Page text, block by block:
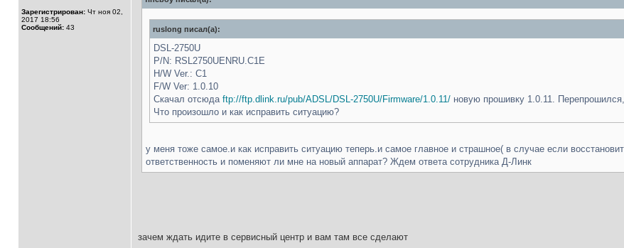
Зарегистрирован: Чт ноя 02,
2017 18:56
Сообщений: 43 ruslong писал(а):
DSL-2750U
P/N: RSL2750UENRU.C1E
H/W Ver.: C1
F/W Ver: 1.0.10
Скачал отсюда ftp://ftp.dlink.ru/pub/ADSL/DSL-2750U/Firmware/1.0.11/ новую прошивку 1.0.11.
Что произошло и как исправить ситуацию?
у меня тоже самое.и как исправить ситуацию теперь.и самое главное и страшное( в случае если
ответственность и поменяют ли мне на новый аппарат? Ждем ответа сотрудника Д-Линк
зачем ждать идите в сервисный центр и вам там все сделают